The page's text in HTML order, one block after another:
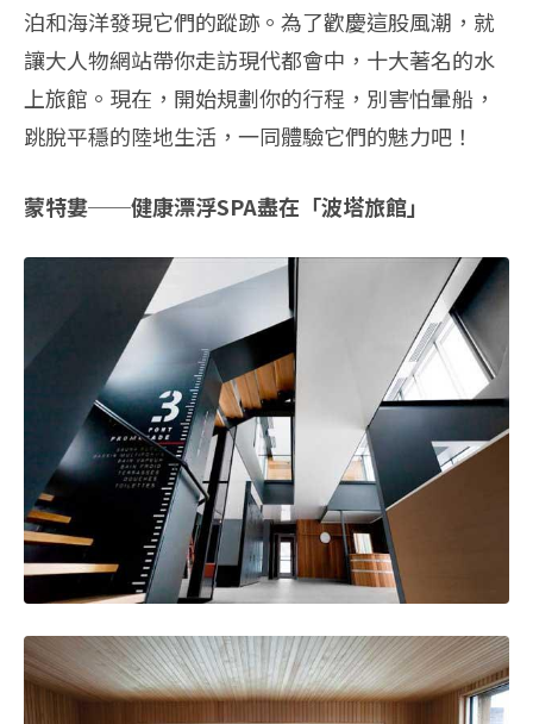
泊和海洋發現它們的蹤跡。為了歡慶這股風潮，就
讓大人物網站帶你走訪現代都會中，十大著名的水
上旅館。現在，開始規劃你的行程，別害怕暈船，
跳脫平穩的陸地生活，一同體驗它們的魅力吧！
蒙特婁──健康漂浮SPA盡在「波塔旅館」